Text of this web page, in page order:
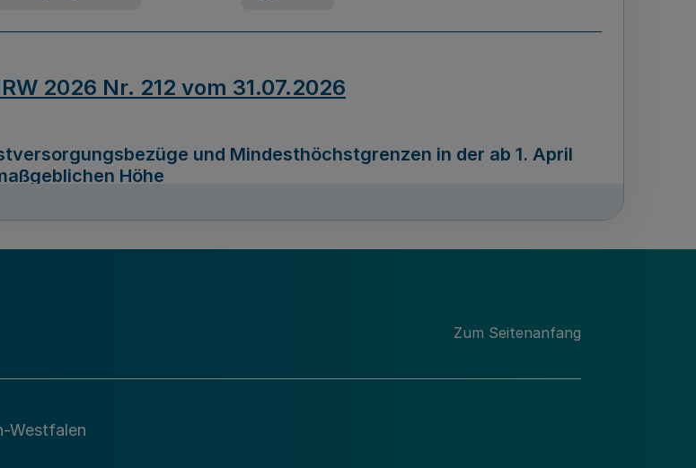
2026 Nr. 212 vom 31.07.2026
und Mindesthöchstgrenzen in der ab 1. April
Höhe
zur Durchführung des Förderprogramms „Mittelstand Innovativ &
Zum Seitenanfang
Westfalen